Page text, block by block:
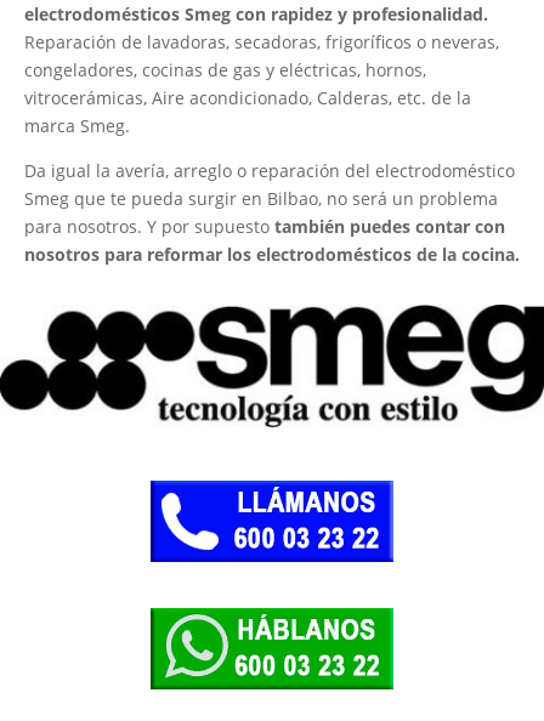
electrodomésticos Smeg con rapidez y profesionalidad.
Reparación de lavadoras, secadoras, frigoríficos o neveras,
congeladores, cocinas de gas y eléctricas, hornos,
vitrocerámicas, Aire acondicionado, Calderas, etc. de la
marca Smeg.
Da igual la avería, arreglo o reparación del electrodoméstico
Smeg que te pueda surgir en Bilbao, no será un problema
para nosotros. Y por supuesto también puedes contar con
nosotros para reformar los electrodomésticos de la cocina.